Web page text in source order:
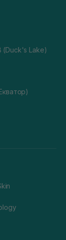
(Duck's Lake)